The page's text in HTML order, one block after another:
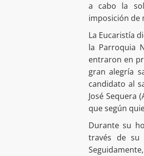
a cabo la
imposición de
La Eucaristía
la Parroquia
entraron en
gran alegría
candidato al
José Sequera
que según
Durante su
través de